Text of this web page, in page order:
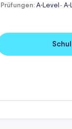
Prüfungen: A-Level - A-